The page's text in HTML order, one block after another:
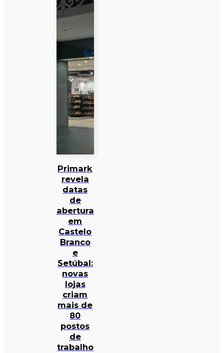
Primark
revela
datas
de
abertura
em
Castelo
Branco
e
Setúbal:
novas
lojas
criam
mais de
80
postos
de
trabalho